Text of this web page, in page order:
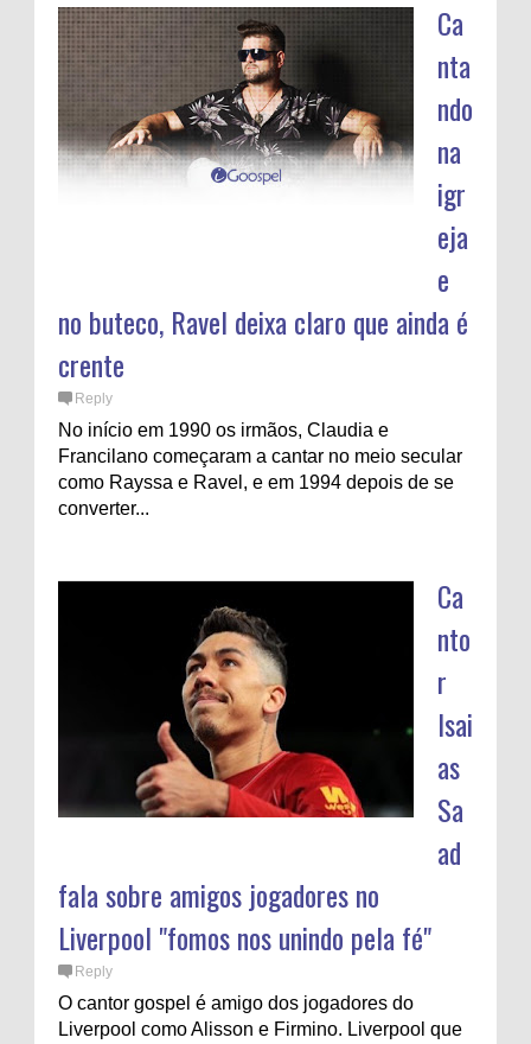
Ca
nta
ndo
na
igr
eja
e
no buteco, Ravel deixa claro que ainda é
crente
Reply
No início em 1990 os irmãos, Claudia e
Francilano começaram a cantar no meio secular
como Rayssa e Ravel, e em 1994 depois de se
converter...
Ca
nto
r
Isai
as
Sa
ad
fala sobre amigos jogadores no
Liverpool "fomos nos unindo pela fé"
Reply
O cantor gospel é amigo dos jogadores do
Liverpool como Alisson e Firmino. Liverpool que